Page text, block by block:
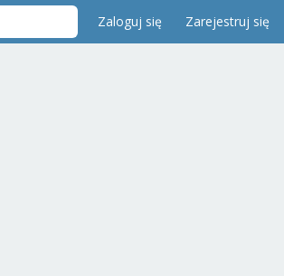
Zaloguj się Zarejestruj się